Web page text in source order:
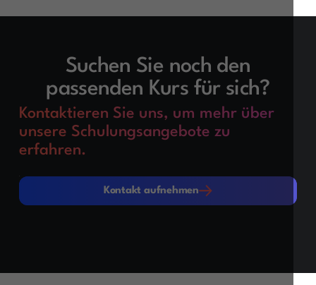
Suchen Sie noch den
passenden Kurs für sich?
Kontaktieren Sie uns, um mehr über
unsere Schulungsangebote zu
erfahren.
Kontakt aufnehmen
Kontakt aufnehmen